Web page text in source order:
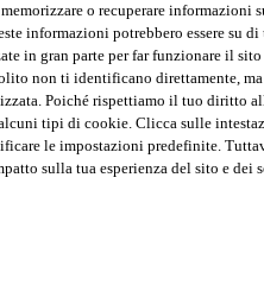
Industria
o recuperare informazioni
informazioni potrebbero essere su di
in gran parte per far funzionare il sito
non ti identificano direttamente, ma
Poiché rispettiamo il tuo diritto
tipi di cookie. Clicca sulle
le impostazioni predefinite.
sulla tua esperienza del sito e dei